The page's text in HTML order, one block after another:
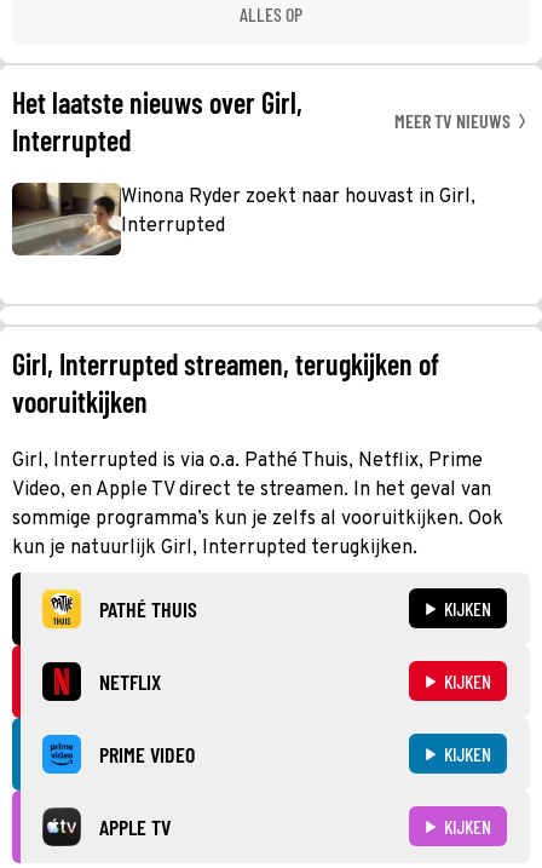
ALLES OP
Het laatste nieuws over Girl,
Interrupted
MEER TV NIEUWS
Winona Ryder zoekt naar houvast in Girl,
Interrupted
Girl, Interrupted streamen, terugkijken of
vooruitkijken
Girl, Interrupted is via o.a. Pathé Thuis, Netflix, Prime
Video, en Apple TV direct te streamen. In het geval van
sommige programma’s kun je zelfs al vooruitkijken. Ook
kun je natuurlijk Girl, Interrupted terugkijken.
PATHÉ THUIS KIJKEN
NETFLIX KIJKEN
PRIME VIDEO KIJKEN
APPLE TV KIJKEN